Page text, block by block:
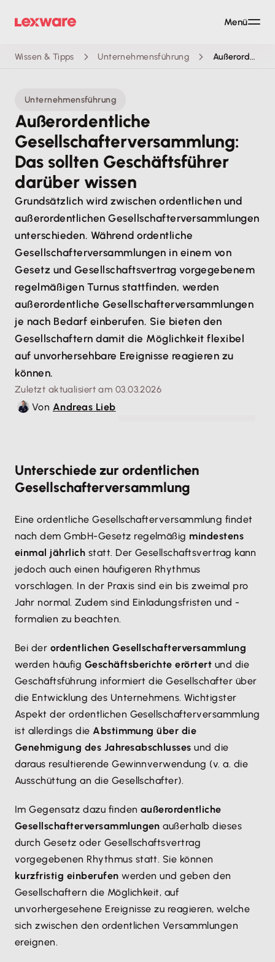
Wissen & Tipps Unternehmensführung Außerordentliche Gesellschafterversammlung: Das sollten Geschäftsführer darüber wissen
Unternehmensführung
Außerordentliche
Gesellschafterv­ersammlung:
Das sollten Geschäftsführer
darüber wissen
Grundsätzlich wird zwischen ordentlichen und
außerordentlichen Gesellschafterversammlungen
unterschieden. Während ordentliche
Gesellschafterve­rsammlungen in einem von
Gesetz und Gesellschaftsvertrag vorgegebenem
regelmäßigen Turnus stattfinden, werden
außerordentliche Gesellschafterver­sammlungen
je nach Bedarf einberufen. Sie bieten den
Gesellschaftern damit die Möglichkeit flexibel
auf unvorhersehbare Ereignisse reagieren zu
können.
Zuletzt aktualisiert am 03.03.2026
Von Andreas Lieb
Unterschiede zur ordentlichen
Gesellschafterversammlung
Eine ordentliche Gesellschafterversammlung findet
nach dem GmbH-Gesetz regelmäßig mindestens
einmal jährlich statt. Der Gesellschaftsvertrag kann
jedoch auch einen häufigeren Rhythmus
vorschlagen. In der Praxis sind ein bis zweimal pro
Jahr normal. Zudem sind Einladungsfristen und -
formalien zu beachten.
Bei der ordentlichen Gesellschafterversammlung
werden häufig Geschäftsberichte erörtert und die
Geschäftsführung informiert die Gesellschafter über
die Entwicklung des Unternehmens. Wichtigster
Aspekt der ordentlichen Gesellschafterversammlung
ist allerdings dieAbstimmung über die
Genehmigung des Jahresabschlusses und die
daraus resultierende Gewinnverwendung (v. a. die
Ausschüttung an die Gesellschafter).
Im Gegensatz dazu finden außerordentliche
Gesellschafterversammlungen außerhalb dieses
durch Gesetz oder Gesellschaftsvertrag
vorgegebenen Rhythmus statt. Sie können
kurzfristig einberufen werden und geben den
Gesellschaftern die Möglichkeit, auf
unvorhergesehene Ereignisse zu reagieren, welche
sich zwischen den ordentlichen Versammlungen
ereignen.
Menü